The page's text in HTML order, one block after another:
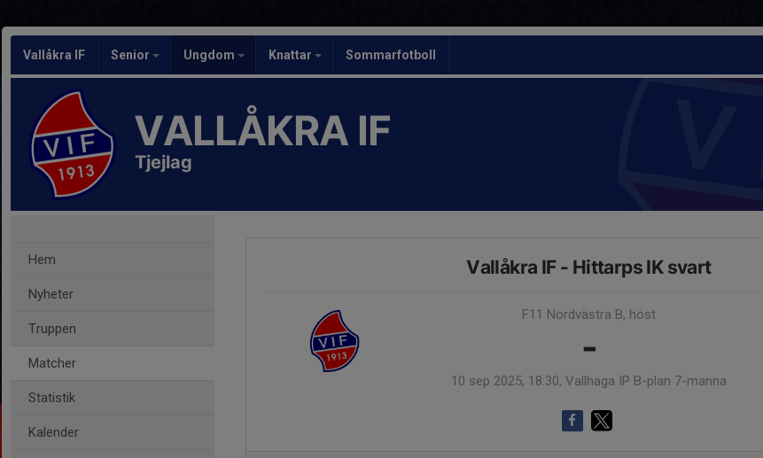
Vallåkra IF Senior Ungdom Knattar Sommarfotboll
VALLÅKRA IF
Tjejlag
Hem
Nyheter
Truppen
Matcher
Statistik
Kalender
Vallåkra IF - Hittarps IK svart
F11 Nordvästra B, höst
-
10 sep 2025, 18:30, Vallhaga IP B-plan 7-manna